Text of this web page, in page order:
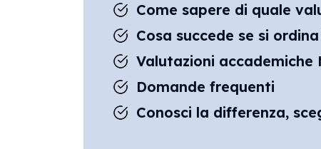
Come sapere di quale
Cosa succede se si
Valutazioni
Domande frequenti
Conosci la differenza,